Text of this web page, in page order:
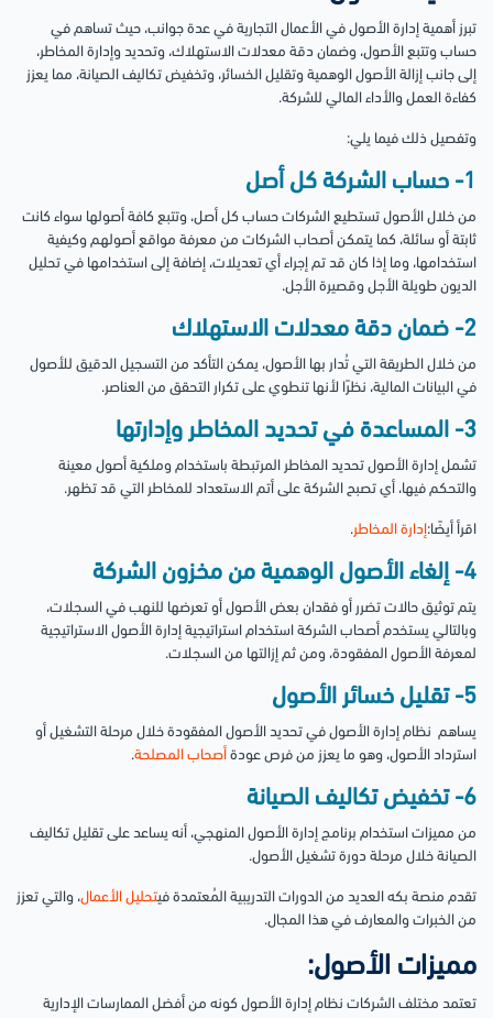
تبرز أهمية إدارة الأصول في الأعمال التجارية في عدة جوانب، حيث تساهم في
حساب وتتبع الأصول، وضمان دقة معدلات الاستهلاك، وتحديد وإدارة المخاطر،
إلى جانب إزالة الأصول الوهمية وتقليل الخسائر، وتخفيض تكاليف الصيانة، مما يعزز
كفاءة العمل والأداء المالي للشركة.
وتفصيل ذلك فيما يلي:
1- حساب الشركة كل أصل
من خلال الأصول تستطيع الشركات حساب كل أصل، وتتبع كافة أصولها سواء كانت
ثابتة أو سائلة، كما يتمكن أصحاب الشركات من معرفة مواقع أصولهم وكيفية
استخدامها، وما إذا كان قد تم إجراء أي تعديلات، إضافة إلى استخدامها في تحليل
الديون طويلة الأجل وقصيرة الأجل.
2- ضمان دقة معدلات الاستهلاك
من خلال الطريقة التي تُدار بها الأصول، يمكن التأكد من التسجيل الدقيق للأصول
في البيانات المالية، نظرًا لأنها تنطوي على تكرار التحقق من العناصر.
3- المساعدة في تحديد المخاطر وإدارتها
تشمل إدارة الأصول تحديد المخاطر المرتبطة باستخدام وملكية أصول معينة
والتحكم فيها، أي تصبح الشركة على أتم الاستعداد للمخاطر التي قد تظهر.
اقرأ أيضًا:إدارة المخاطر.
4- إلغاء الأصول الوهمية من مخزون الشركة
يتم توثيق حالات تضرر أو فقدان بعض الأصول أو تعرضها للنهب في السجلات،
وبالتالي يستخدم أصحاب الشركة استخدام استراتيجية إدارة الأصول الاستراتيجية
لمعرفة الأصول المفقودة، ومن ثم إزالتها من السجلات.
5- تقليل خسائر الأصول
يساهم نظام إدارة الأصول في تحديد الأصول المفقودة خلال مرحلة التشغيل أو
استرداد الأصول، وهو ما يعزز من فرص عودة أصحاب المصلحة.
6- تخفيض تكاليف الصيانة
من مميزات استخدام برنامج إدارة الأصول المنهجي، أنه يساعد على تقليل تكاليف
الصيانة خلال مرحلة دورة تشغيل الأصول.
تقدم منصة بكه العديد من الدورات التدريبية المُعتمدة فيتحليل الأعمال، والتي تعزز
من الخبرات والمعارف في هذا المجال.
مميزات الأصول:
تعتمد مختلف الشركات نظام إدارة الأصول كونه من أفضل الممارسات الإدارية